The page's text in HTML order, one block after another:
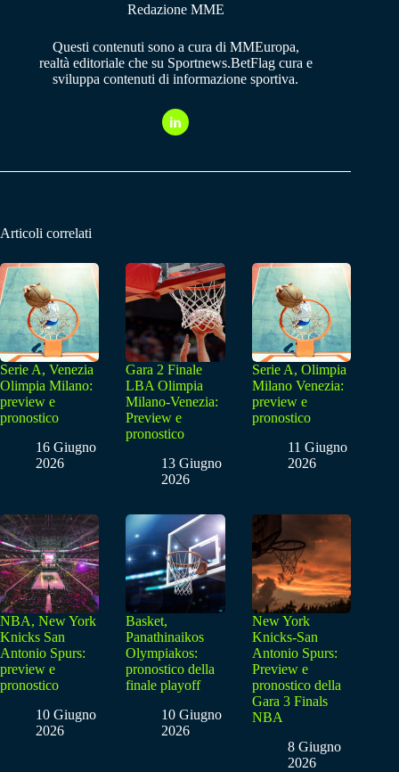
Redazione MME
Questi contenuti sono a cura di MMEuropa,
realtà editoriale che su Sportnews.BetFlag cura e
sviluppa contenuti di informazione sportiva.
Articoli correlati
Serie A, Venezia
Olimpia Milano:
preview e
pronostico
16 Giugno
2026
Gara 2 Finale
LBA Olimpia
Milano-Venezia:
Preview e
pronostico
13 Giugno
2026
Serie A, Olimpia
Milano Venezia:
preview e
pronostico
11 Giugno
2026
NBA, New York
Knicks San
Antonio Spurs:
preview e
pronostico
10 Giugno
2026
Basket,
Panathinaikos
Olympiakos:
pronostico della
finale playoff
10 Giugno
2026
New York
Knicks-San
Antonio Spurs:
Preview e
pronostico della
Gara 3 Finals
NBA
8 Giugno
2026